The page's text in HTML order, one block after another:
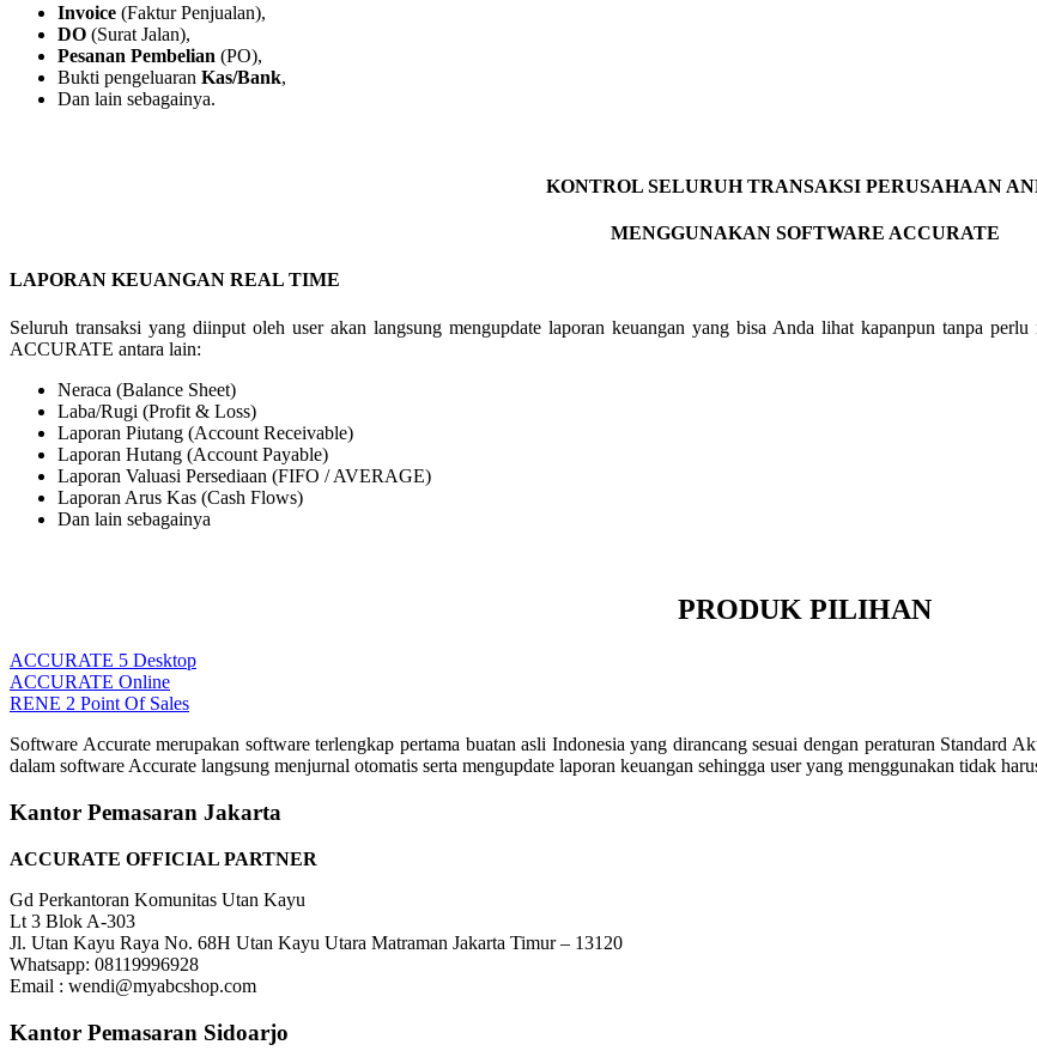
Invoice (Faktur Penjualan),
DO (Surat Jalan),
Pesanan Pembelian (PO),
Bukti pengeluaran Kas/Bank,
Dan lain sebagainya.
KONTROL SELURUH TRANSAKSI PERUSAHAAN
MENGGUNAKAN SOFTWARE ACCURATE
LAPORAN KEUANGAN REAL TIME
Seluruh transaksi yang diinput oleh user akan langsung mengupdate laporan keuangan yang bisa Anda lihat kapanpun tanpa
ACCURATE antara lain:
Neraca (Balance Sheet)
Laba/Rugi (Profit & Loss)
Laporan Piutang (Account Receivable)
Laporan Hutang (Account Payable)
Laporan Valuasi Persediaan (FIFO / AVERAGE)
Laporan Arus Kas (Cash Flows)
Dan lain sebagainya
PRODUK PILIHAN
ACCURATE 5 Desktop
ACCURATE Online
RENE 2 Point Of Sales
Software Accurate merupakan software terlengkap pertama buatan asli Indonesia yang dirancang sesuai dengan peraturan Standard
dalam software Accurate langsung menjurnal otomatis serta mengupdate laporan keuangan sehingga user yang menggunakan tidak
Kantor Pemasaran Jakarta
ACCURATE OFFICIAL PARTNER
Gd Perkantoran Komunitas Utan Kayu
Lt 3 Blok A-303
Jl. Utan Kayu Raya No. 68H Utan Kayu Utara Matraman Jakarta Timur – 13120
Whatsapp: 08119996928
Email : wendi@myabcshop.com
Kantor Pemasaran Sidoarjo